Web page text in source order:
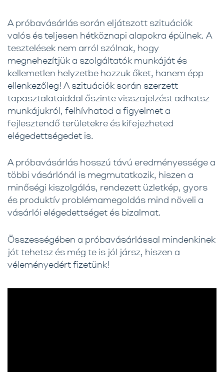
A próbavásárlás során eljátszott szituációk
valós és teljesen hétköznapi alapokra épülnek. A
tesztelések nem arról szólnak, hogy
megnehezítjük a szolgáltatók munkáját és
kellemetlen helyzetbe hozzuk őket, hanem épp
ellenkezőleg! A szituációk során szerzett
tapasztalataiddal őszinte visszajelzést adhatsz
munkájukról, felhívhatod a figyelmet a
fejlesztendő területekre és kifejezheted
elégedettségedet is.
A próbavásárlás hosszú távú eredményessége a
többi vásárlónál is megmutatkozik, hiszen a
minőségi kiszolgálás, rendezett üzletkép, gyors
és produktív problémamegoldás mind növeli a
vásárlói elégedettséget és bizalmat.
Összességében a próbavásárlással mindenkinek
jót tehetsz és még te is jól jársz, hiszen a
véleményedért fizetünk!